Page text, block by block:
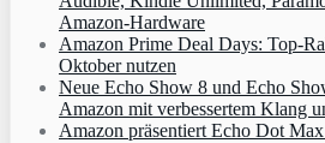
Amazon‑Hardware
Amazon Prime Deal Days: Top-
Oktober nutzen
Neue Echo Show 8 und Echo
Amazon mit verbessertem Klang
Amazon präsentiert Echo Dot